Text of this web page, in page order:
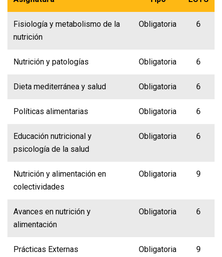
Fisiología y metabolismo de la
nutrición
Obligatoria 6
Nutrición y patologías Obligatoria 6
Dieta mediterránea y salud Obligatoria 6
Políticas alimentarias Obligatoria 6
Educación nutricional y
psicología de la salud
Obligatoria 6
Nutrición y alimentación en
colectividades
Obligatoria 9
Avances en nutrición y
alimentación
Obligatoria 6
Prácticas Externas Obligatoria 9